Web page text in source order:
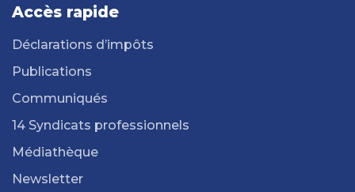
Accès rapide
Déclarations d’impôts
Publications
Communiqués
14 Syndicats professionnels
Médiathèque
Newsletter